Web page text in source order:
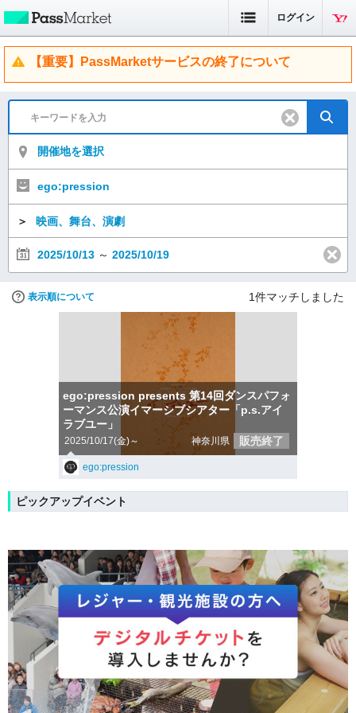
ログイン
【重要】PassMarketサービスの終了について
開催地を選択
ego:pression
＞ 映画、舞台、演劇
2025/10/13 ～ 2025/10/19
表示順について 1件マッチしました
ego:pression presents 第14回ダンスパフォ
ーマンス公演イマーシブシアター「p.s.アイ
ラブユー」
2025/10/17(金)～ 神奈川県 販売終了
ego:pression
ピックアップイベント